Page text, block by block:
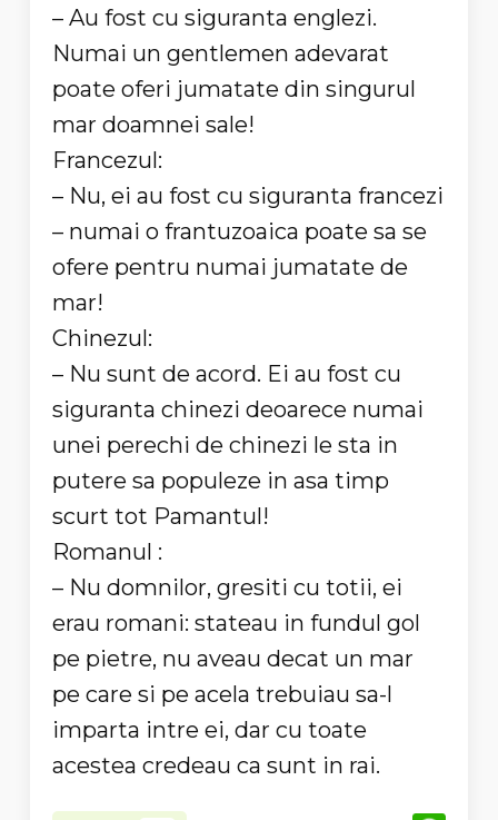
– Au fost cu siguranta englezi.
Numai un gentlemen adevarat
poate oferi jumatate din singurul
mar doamnei sale!
Francezul:
– Nu, ei au fost cu siguranta francezi
– numai o frantuzoaica poate sa se
ofere pentru numai jumatate de
mar!
Chinezul:
– Nu sunt de acord. Ei au fost cu
siguranta chinezi deoarece numai
unei perechi de chinezi le sta in
putere sa populeze in asa timp
scurt tot Pamantul!
Romanul :
– Nu domnilor, gresiti cu totii, ei
erau romani: stateau in fundul gol
pe pietre, nu aveau decat un mar
pe care si pe acela trebuiau sa-l
imparta intre ei, dar cu toate
acestea credeau ca sunt in rai.